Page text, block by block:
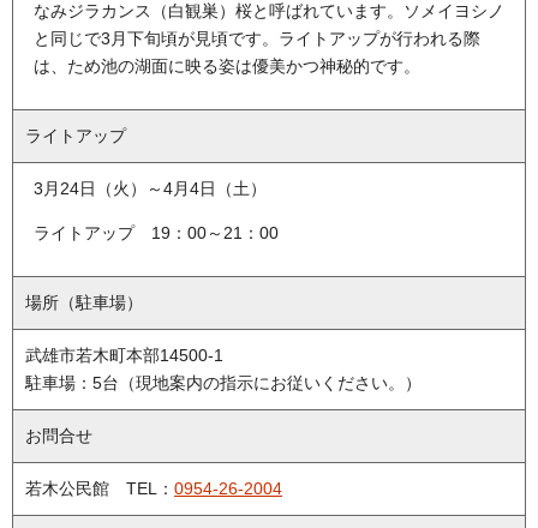
なみジラカンス（白観巣）桜と呼ばれています。ソメイヨシノ
と同じで3月下旬頃が見頃です。ライトアップが行われる際
は、ため池の湖面に映る姿は優美かつ神秘的です。
ライトアップ
3月24日（火）～4月4日（土）
ライトアップ 19：00～21：00
場所（駐車場）
武雄市若木町本部14500-1
駐車場：5台（現地案内の指示にお従いください。）
お問合せ
若木公民館 TEL： 0954-26-2004